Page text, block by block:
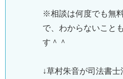
※相談は何度でも無
で、わからないこと
す＾＾
↓草村朱音が司法書